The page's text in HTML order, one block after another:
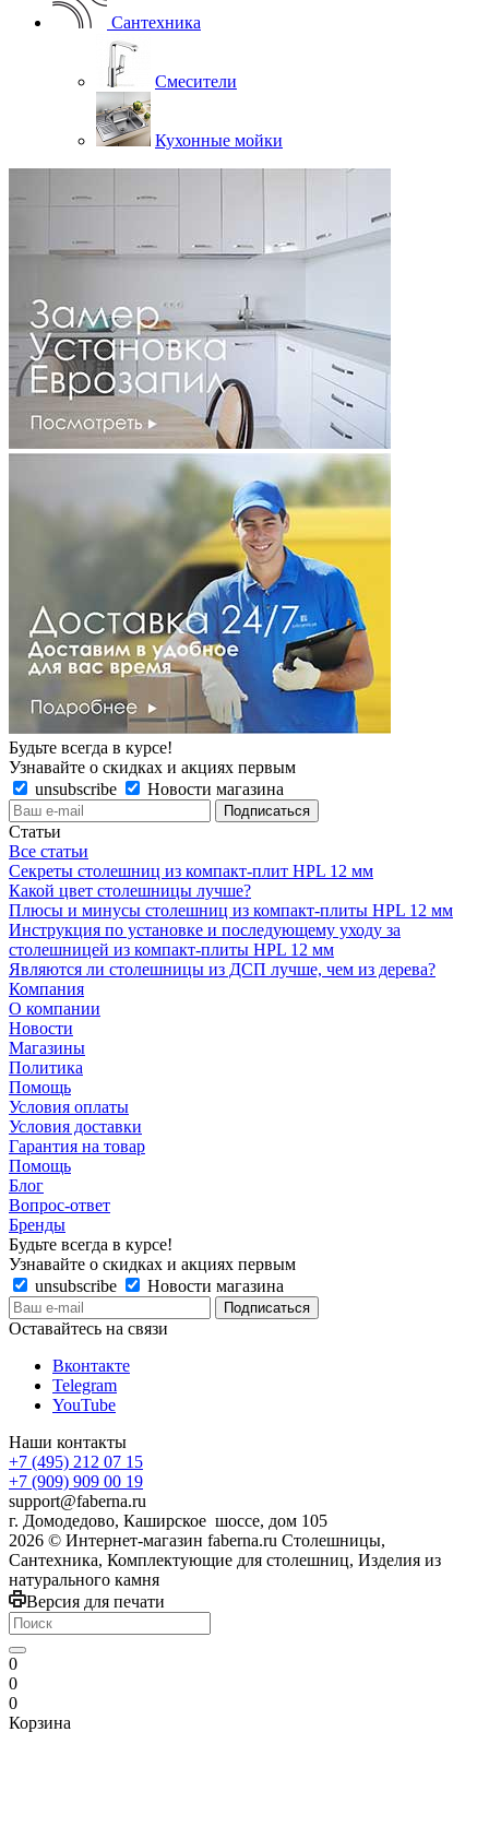
Сантехника
Смесители
Кухонные мойки
Будьте всегда в курсе!
Узнавайте о скидках и акциях первым
unsubscribe
Новости магазина
Статьи
Все статьи
Секреты столешниц из компакт-плит HPL 12 мм
Какой цвет столешницы лучше?
Плюсы и минусы столешниц из компакт-плиты HPL 12 мм
Инструкция по установке и последующему уходу за
столешницей из компакт-плиты HPL 12 мм
Являются ли столешницы из ДСП лучше, чем из дерева?
Компания
О компании
Новости
Магазины
Политика
Помощь
Условия оплаты
Условия доставки
Гарантия на товар
Помощь
Блог
Вопрос-ответ
Бренды
Будьте всегда в курсе!
Узнавайте о скидках и акциях первым
unsubscribe
Новости магазина
Оставайтесь на связи
Вконтакте
Telegram
YouTube
Наши контакты
+7 (495) 212 07 15
+7 (909) 909 00 19
support@faberna.ru
г. Домодедово, Каширское шоссе, дом 105
2026 © Интернет-магазин faberna.ru Столешницы,
Сантехника, Комплектующие для столешниц, Изделия из
натурального камня
Версия для печати
0
0
0
Корзина